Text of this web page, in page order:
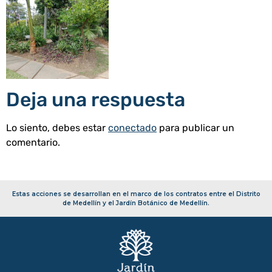
Deja una respuesta
Lo siento, debes estar conectado para publicar un
comentario.
Estas acciones se desarrollan en el marco de los contratos entre el Distrito
de Medellín y el Jardín Botánico de Medellín.